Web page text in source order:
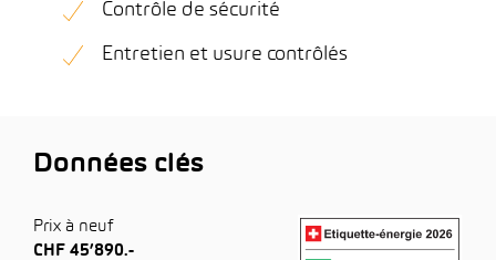
Contrôle de sécurité
Entretien et usure contrôlés
Données clés
Prix à neuf
CHF 45’890.-